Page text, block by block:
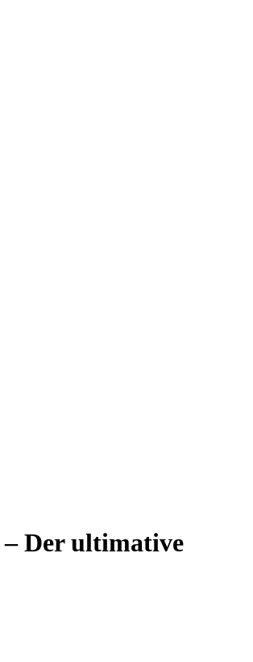
Der ultimative